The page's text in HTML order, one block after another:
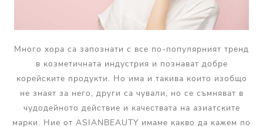
Много хора са запознати с все по-популярният тренд
в козметичната индустрия и познават добре
корейските продукти. Но има и такива които изобщо
не знаят за него, други са чували, но се съмняват в
чудодейното действие и качествата на азиатските
марки. Ние от ASIANBEAUTY имаме какво да кажем по